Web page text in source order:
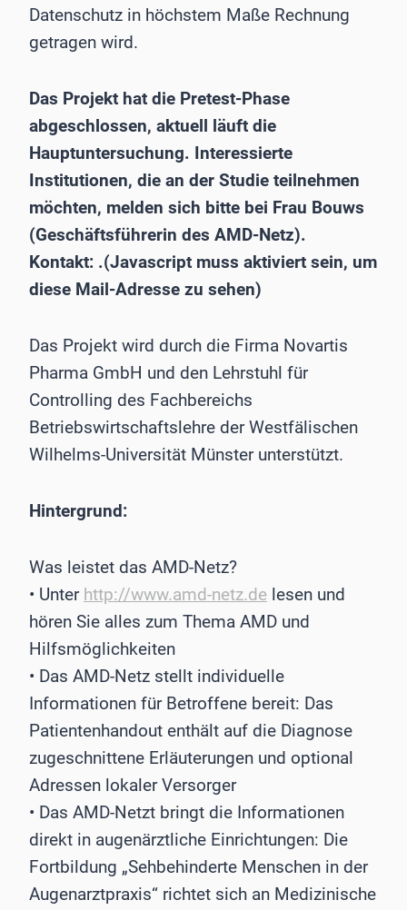
Datenschutz in höchstem Maße Rechnung
getragen wird.
Das Projekt hat die Pretest-Phase
abgeschlossen, aktuell läuft die
Hauptuntersuchung. Interessierte
Institutionen, die an der Studie teilnehmen
möchten, melden sich bitte bei Frau Bouws
(Geschäftsführerin des AMD-Netz).
Kontakt: .(Javascript muss aktiviert sein, um
diese Mail-Adresse zu sehen)
Das Projekt wird durch die Firma Novartis
Pharma GmbH und den Lehrstuhl für
Controlling des Fachbereichs
Betriebswirtschaftslehre der Westfälischen
Wilhelms-Universität Münster unterstützt.
Hintergrund:
Was leistet das AMD-Netz?
• Unter http://www.amd-netz.de lesen und
hören Sie alles zum Thema AMD und
Hilfsmöglichkeiten
• Das AMD-Netz stellt individuelle
Informationen für Betroffene bereit: Das
Patientenhandout enthält auf die Diagnose
zugeschnittene Erläuterungen und optional
Adressen lokaler Versorger
• Das AMD-Netzt bringt die Informationen
direkt in augenärztliche Einrichtungen: Die
Fortbildung „Sehbehinderte Menschen in der
Augenarztpraxis“ richtet sich an Medizinische